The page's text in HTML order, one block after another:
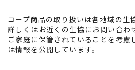
コープ商品の取り扱いは各地域の生
詳しくはお近くの生協にお問い合わ
ご家庭に保管されていることを考慮
は情報を公開しています。